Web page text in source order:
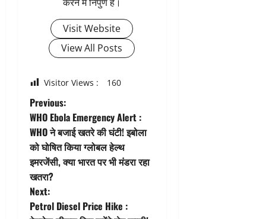
Visit Website
View All Posts
Visitor Views : 160
P
o
s
t
n
Previous:
WHO Ebola Emergency Alert :
WHO ने बजाई खतरे की घंटी! इबोला
को घोषित किया ग्लोबल हेल्थ
इमरजेंसी, क्या भारत पर भी मंडरा रहा
खतरा?
Next:
Petrol Diesel Price Hike :